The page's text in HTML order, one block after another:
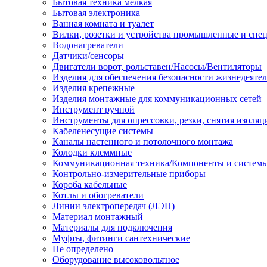
Бытовая техника мелкая
Бытовая электроника
Ванная комната и туалет
Вилки, розетки и устройства промышленные и
Водонагреватели
Датчики/сенсоры
Двигатели ворот, рольставен/Насосы/Вентиляторы
Изделия для обеспечения безопасности
Изделия крепежные
Изделия монтажные для коммуникационных сетей
Инструмент ручной
Инструменты для опрессовки, резки, снятия
Кабеленесущие системы
Каналы настенного и потолочного монтажа
Колодки клеммные
Коммуникационная техника/Компоненты и
Контрольно-измерительные приборы
Короба кабельные
Котлы и обогреватели
Линии электропередач (ЛЭП)
Материал монтажный
Материалы для подключения
Муфты, фитинги сантехнические
Не определено
Оборудование высоковольтное